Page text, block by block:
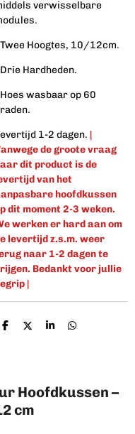
verwisselbare
Hoogtes, 10/12cm.
Hardheden.
wasbaar op 60
1-2 dagen. |
de groote vraag
dit product is de
van het
hoofdkussen
dit moment 2-3 weken.
werken er hard aan om
levertijd z.s.m. weer
naar 1-2 dagen te
Bedankt voor jullie
|
D
D
S
D
Hoofdkussen –
cm